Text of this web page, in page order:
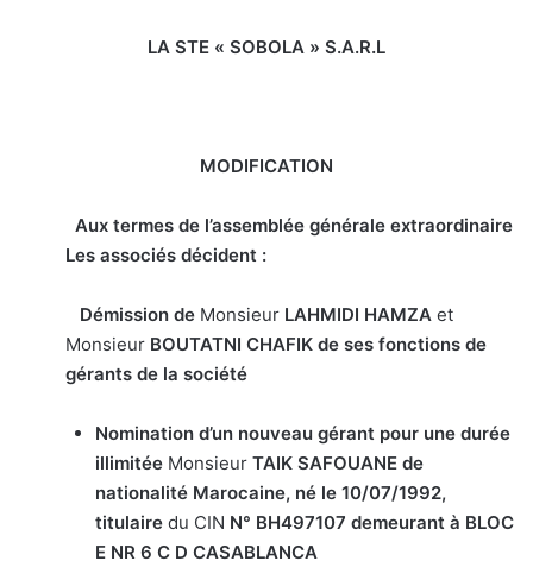
LA STE « SOBOLA » S.A.R.L
MODIFICATION
Aux termes de l’assemblée générale extraordinaire
Les associés décident :
Démission de Monsieur LAHMIDI HAMZA et
Monsieur BOUTATNI CHAFIK de ses fonctions de
gérants de la société
Nomination d’un nouveau gérant pour une durée
illimitée Monsieur TAIK SAFOUANE de
nationalité Marocaine, né le 10/07/1992,
titulaire du CIN N° BH497107 demeurant à BLOC
E NR 6 C D CASABLANCA